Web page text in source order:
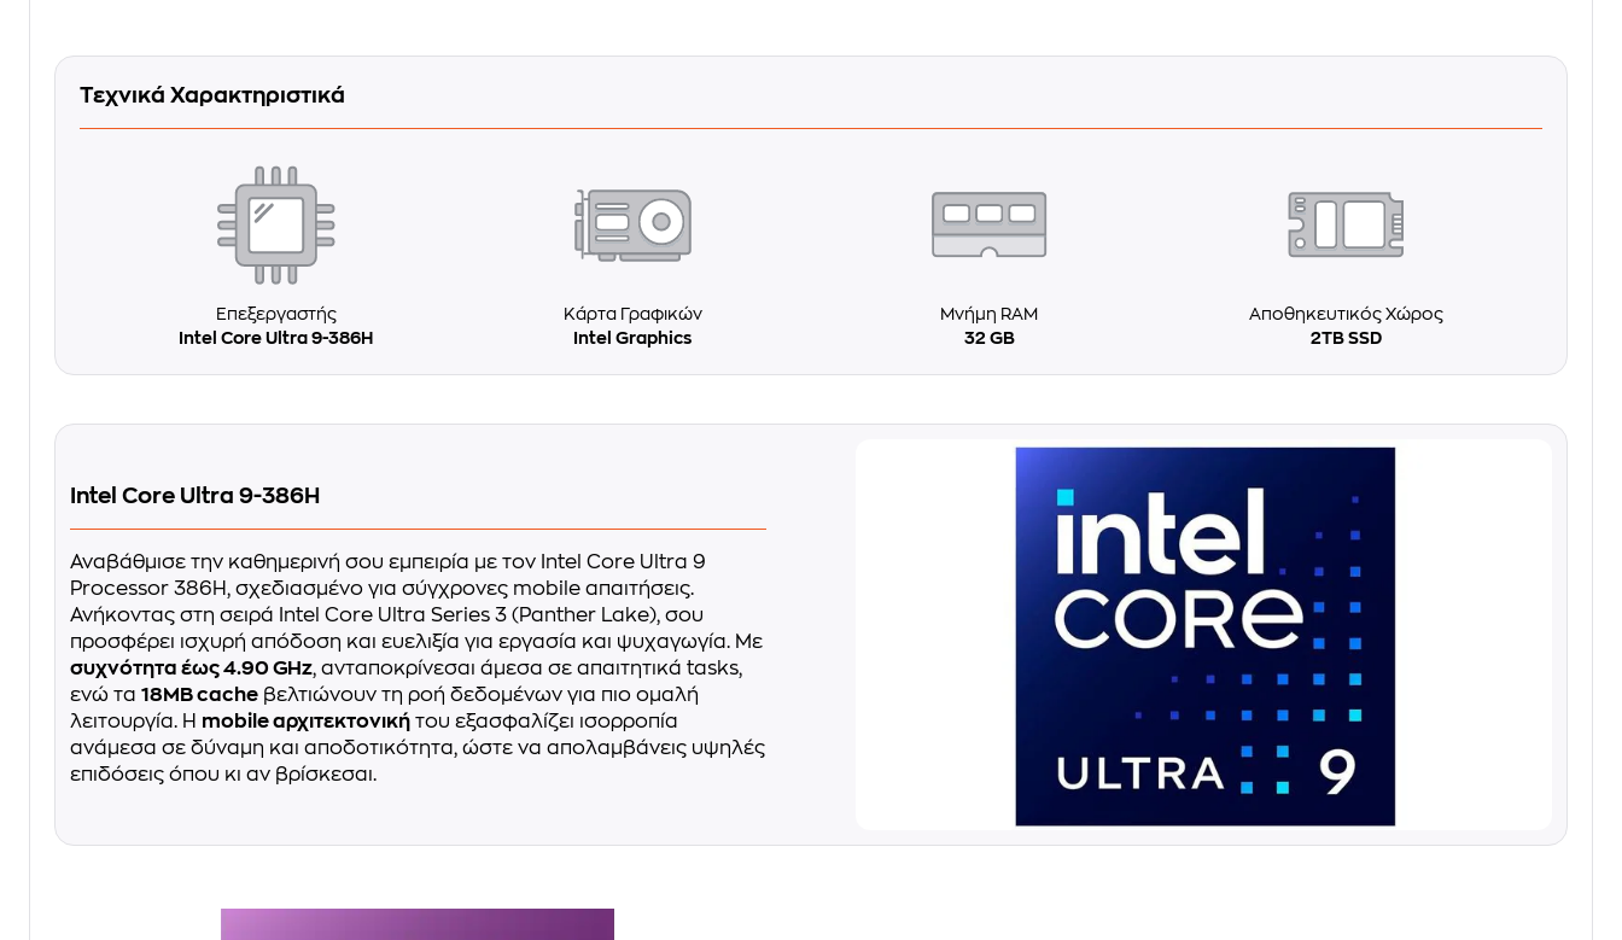
Τεχνικά Χαρακτηριστικά
Επεξεργαστής
Intel Core Ultra 9-386H
Κάρτα Γραφικών
Intel Graphics
Μνήμη RAM
32 GB
Αποθηκευτικός Χώρος
2TB SSD
Intel Core Ultra 9-386H
Αναβάθμισε την καθημερινή σου εμπειρία με τον Intel Core Ultra 9
Processor 386H, σχεδιασμένο για σύγχρονες mobile απαιτήσεις.
Ανήκοντας στη σειρά Intel Core Ultra Series 3 (Panther Lake), σου
προσφέρει ισχυρή απόδοση και ευελιξία για εργασία και ψυχαγωγία. Με
συχνότητα έως 4.90 GHz, ανταποκρίνεσαι άμεσα σε απαιτητικά tasks,
ενώ τα 18MB cache βελτιώνουν τη ροή δεδομένων για πιο ομαλή
λειτουργία. Η mobile αρχιτεκτονική του εξασφαλίζει ισορροπία
ανάμεσα σε δύναμη και αποδοτικότητα, ώστε να απολαμβάνεις υψηλές
επιδόσεις όπου κι αν βρίσκεσαι.